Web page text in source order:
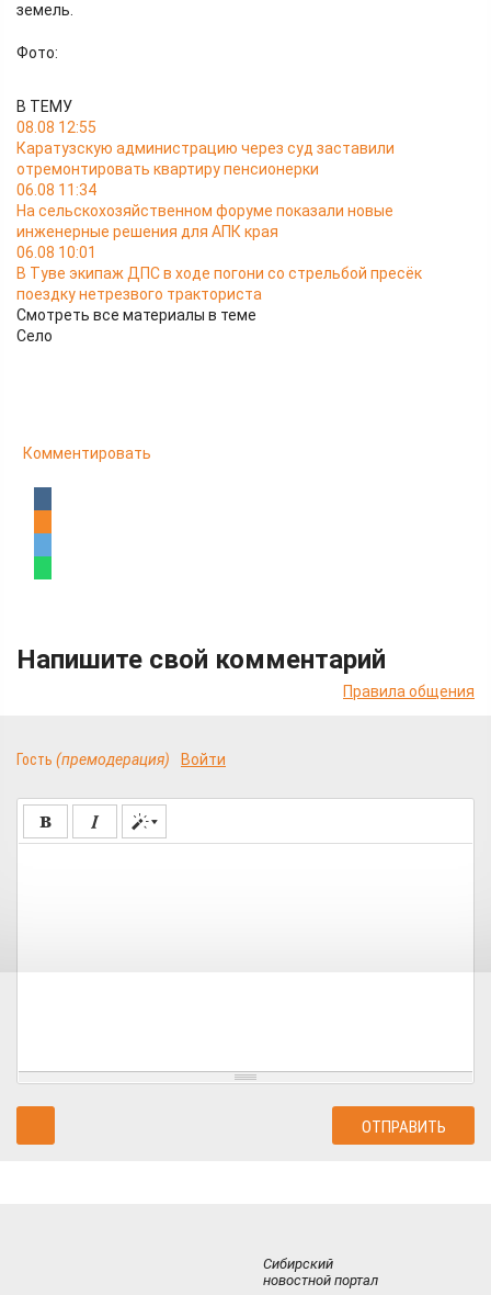
земель.
Фото:
В ТЕМУ
08.08 12:55
Каратузскую администрацию через суд заставили
отремонтировать квартиру пенсионерки
06.08 11:34
На сельскохозяйственном форуме показали новые
инженерные решения для АПК края
06.08 10:01
В Туве экипаж ДПС в ходе погони со стрельбой пресёк
поездку нетрезвого тракториста
Смотреть все материалы в теме
Село
Комментировать
Напишите свой комментарий
Правила общения
Гость (премодерация) Войти
Сибирский
новостной портал